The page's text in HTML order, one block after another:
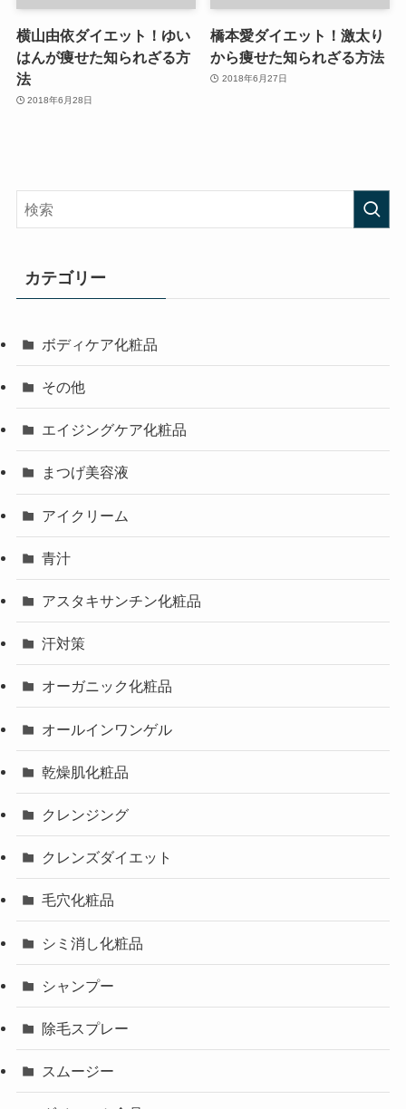
横山由依ダイエット！ゆい
はんが痩せた知られざる方
法
2018年6月28日
橋本愛ダイエット！激太り
から痩せた知られざる方法
2018年6月27日
カテゴリー
ボディケア化粧品
その他
エイジングケア化粧品
まつげ美容液
アイクリーム
青汁
アスタキサンチン化粧品
汗対策
オーガニック化粧品
オールインワンゲル
乾燥肌化粧品
クレンジング
クレンズダイエット
毛穴化粧品
シミ消し化粧品
シャンプー
除毛スプレー
スムージー